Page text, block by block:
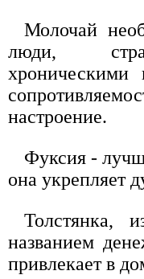
Молочай
люди,
хроническими
настроение.
Фуксия -
она укрепляет
Толстянка,
названием
привлекает в